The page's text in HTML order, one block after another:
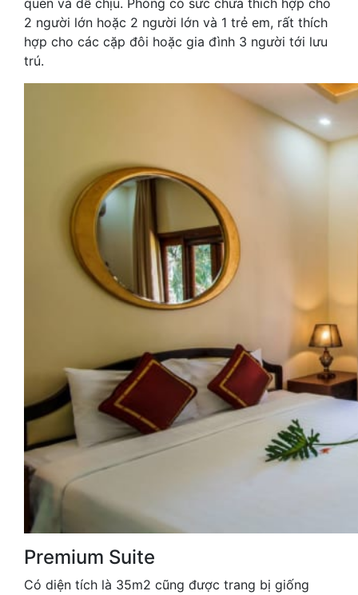
quen và dễ chịu. Phòng có sức chứa thích hợp cho
2 người lớn hoặc 2 người lớn và 1 trẻ em, rất thích
hợp cho các cặp đôi hoặc gia đình 3 người tới lưu
trú.
Premium Suite
Có diện tích là 35m2 cũng được trang bị giống